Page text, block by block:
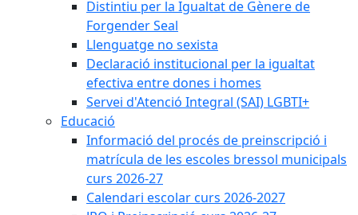
Distintiu per la Igualtat de Gènere de
Forgender Seal
Llenguatge no sexista
Declaració institucional per la igualtat
efectiva entre dones i homes
Servei d'Atenció Integral (SAI) LGBTI+
Educació
Informació del procés de preinscripció i
matrícula de les escoles bressol municipals
curs 2026-27
Calendari escolar curs 2026-2027